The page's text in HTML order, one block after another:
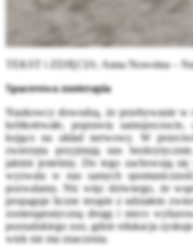
TEKST i ZDJĘCIA: Anna Nowotna –
Spacerowa zooterapia
Naukowcy dowodzą, że przebywanie w
krótkotrwałe, poprawia
kojąco na układ nerwowy. W
zwierzęta przyjmują nas
jakimi jesteśmy. Do tego zachowują
wyzwala w nas samych
pozwalamy. Nic więc dziwnego, że
propaguje liczne terapie z udziałem
zooterapeutyczną drogę i nieco
poznańskiego zoo, gdzie edukacja
wiek nie ma znaczenia.